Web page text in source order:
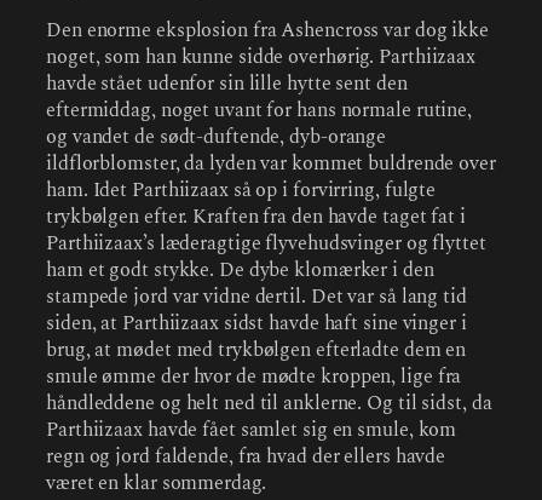
Den enorme eksplosion fra Ashencross var dog ikke
noget, som han kunne sidde overhørig. Parthiizaax
havde stået udenfor sin lille hytte sent den
eftermiddag, noget uvant for hans normale rutine,
og vandet de sødt-duftende, dyb-orange
ildflorblomster, da lyden var kommet buldrende over
ham. Idet Parthiizaax så op i forvirring, fulgte
trykbølgen efter. Kraften fra den havde taget fat i
Parthiizaax’s læderagtige flyvehudsvinger og flyttet
ham et godt stykke. De dybe klomærker i den
stampede jord var vidne dertil. Det var så lang tid
siden, at Parthiizaax sidst havde haft sine vinger i
brug, at mødet med trykbølgen efterladte dem en
smule ømme der hvor de mødte kroppen, lige fra
håndleddene og helt ned til anklerne. Og til sidst, da
Parthiizaax havde fået samlet sig en smule, kom
regn og jord faldende, fra hvad der ellers havde
været en klar sommerdag.